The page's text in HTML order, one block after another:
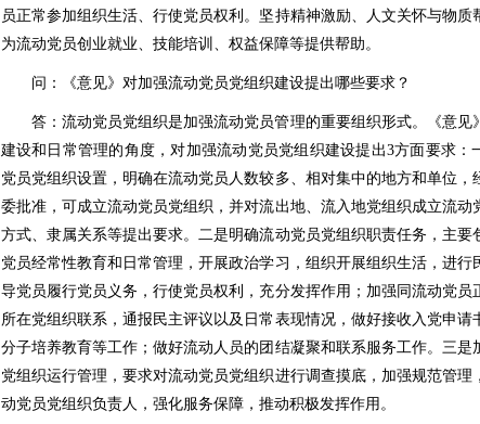
员正常参加组织生活、行使党员权利。坚持精神激励、人文关怀与物质
为流动党员创业就业、技能培训、权益保障等提供帮助。
问：《意见》对加强流动党员党组织建设提出哪些要求？
答：流动党员党组织是加强流动党员管理的重要组织形式。《意见
建设和日常管理的角度，对加强流动党员党组织建设提出3方面要求：
党员党组织设置，明确在流动党员人数较多、相对集中的地方和单位，
委批准，可成立流动党员党组织，并对流出地、流入地党组织成立流动
方式、隶属关系等提出要求。二是明确流动党员党组织职责任务，主要
党员经常性教育和日常管理，开展政治学习，组织开展组织生活，进行
导党员履行党员义务，行使党员权利，充分发挥作用；加强同流动党员
所在党组织联系，通报民主评议以及日常表现情况，做好接收入党申请
分子培养教育等工作；做好流动人员的团结凝聚和联系服务工作。三是
党组织运行管理，要求对流动党员党组织进行调查摸底，加强规范管理
动党员党组织负责人，强化服务保障，推动积极发挥作用。